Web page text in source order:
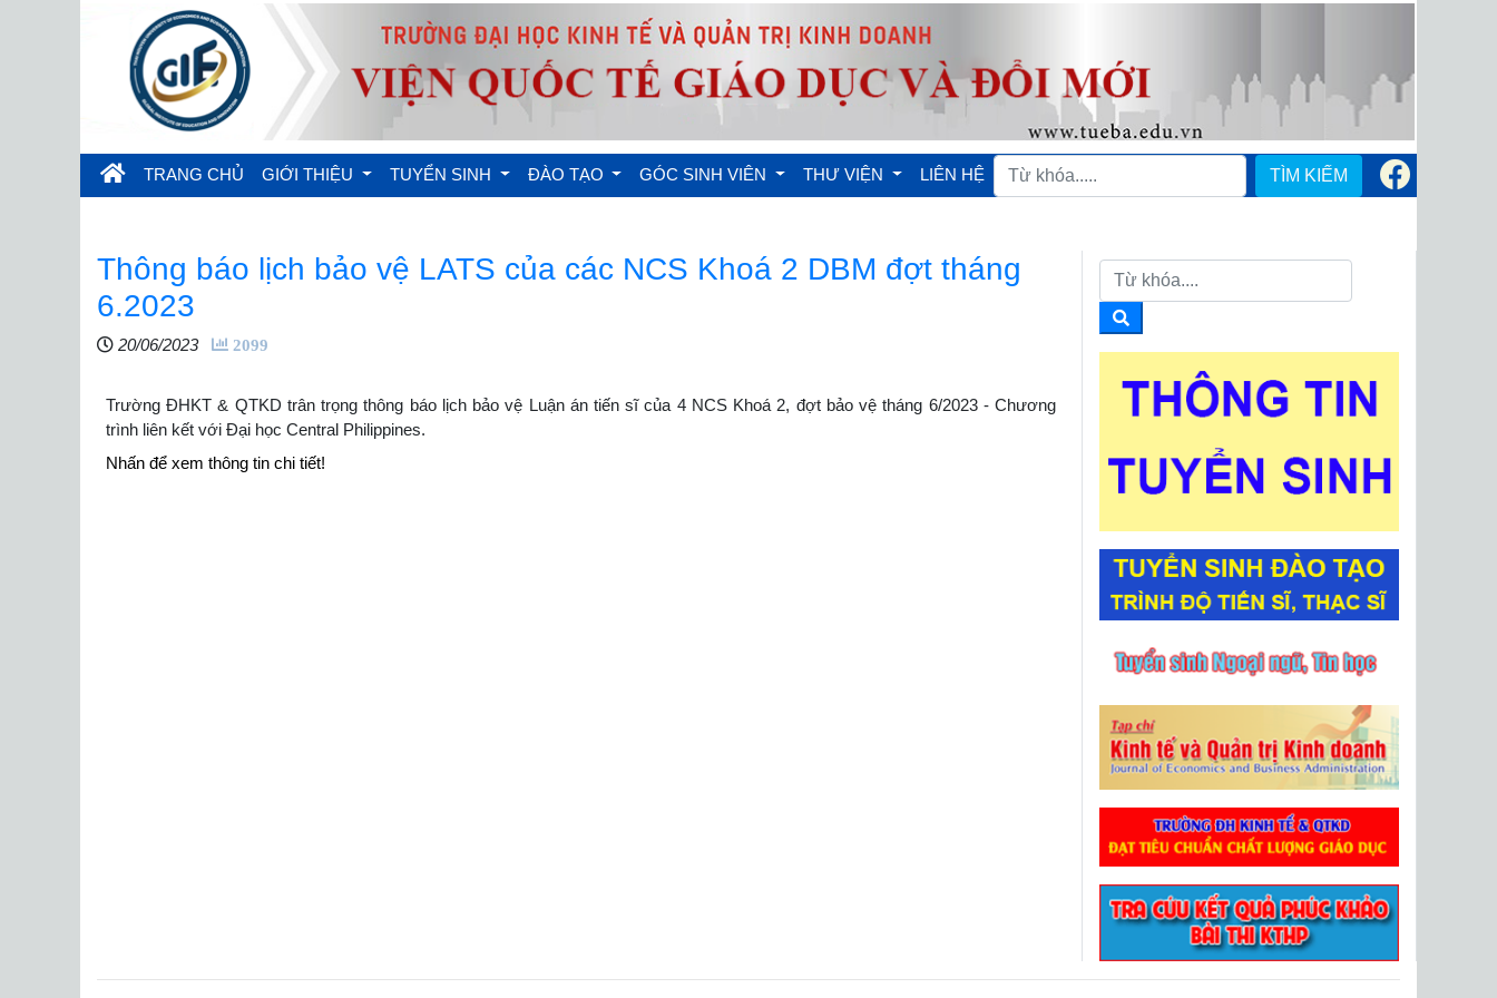
TRANG CHỦ (current)
GIỚI THIỆU TUYỂN SINH ĐÀO TẠO GÓC SINH VIÊN THƯ VIỆN LIÊN HỆ TÌM KIẾM
Thông báo lịch bảo vệ LATS của các NCS Khoá 2 DBM đợt tháng
6.2023
20/06/2023 2099
Trường ĐHKT & QTKD trân trọng thông báo lịch bảo vệ Luận án tiến sĩ của 4 NCS Khoá 2, đợt bảo vệ tháng 6/2023 - Chương
trình liên kết với Đại học Central Philippines.
Nhấn để xem thông tin chi tiết!